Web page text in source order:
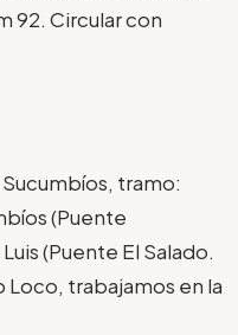
92. Circular con
tramo:
(Puente
(Puente El Salado.
trabajamos en la